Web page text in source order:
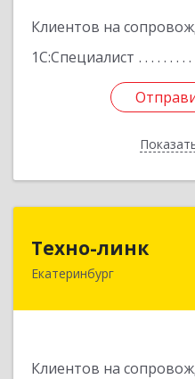
Клиентов на
1С:Специалист
Техно-линк
Екатеринбург
Клиентов на
620000,